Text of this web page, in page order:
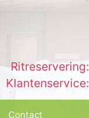
Ritreservering:
Klantenservice:
(current)
Contact(current)